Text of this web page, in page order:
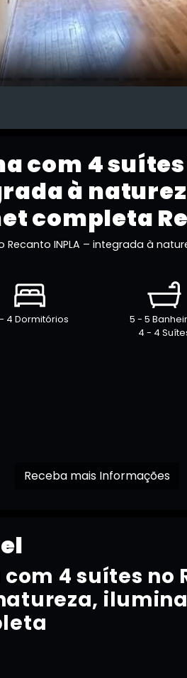
com 4
à
completa
INPLA – integrada à
4 Dormitórios
5 - 5
4 - 4
Receba mais Informações
4 suítes no